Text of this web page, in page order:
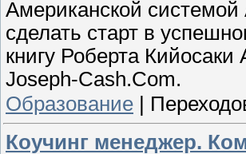
Американской системой
сделать старт в
книгу Роберта
Joseph-Cash.Com.
Образование
Коучинг менеджер.